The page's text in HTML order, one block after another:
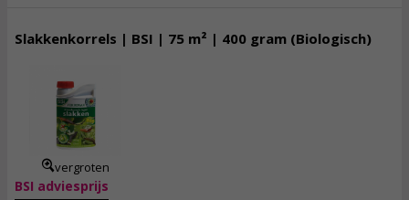
Slakkenkorrels | BSI | 75 m² | 400 gram (Biologisch)
vergroten
BSI adviesprijs